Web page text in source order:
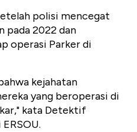
polisi mencegat
pada 2022 dan
operasi Parker di
kejahatan
yang beroperasi di
kata Detektif